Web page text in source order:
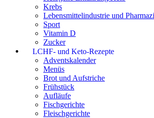
Krebs
Lebensmittelindustrie und
Sport
Vitamin D
Zucker
LCHF- und Keto-Rezepte
Adventskalender
Menüs
Brot und Aufstriche
Frühstück
Aufläufe
Fischgerichte
Fleischgerichte